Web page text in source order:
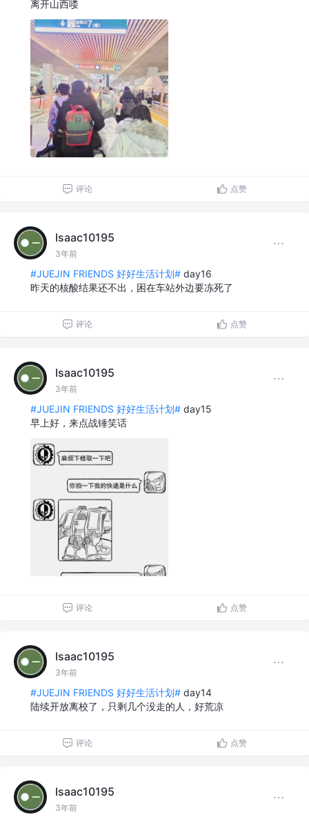
离开山西喽
评论 点赞
Isaac10195
3年前
#JUEJIN FRIENDS 好好生活计划# day16
昨天的核酸结果还不出，困在车站外边要冻死了
评论 点赞
Isaac10195
3年前
#JUEJIN FRIENDS 好好生活计划# day15
早上好，来点战锤笑话
评论 点赞
Isaac10195
3年前
#JUEJIN FRIENDS 好好生活计划# day14
陆续开放离校了，只剩几个没走的人，好荒凉
评论 点赞
Isaac10195
3年前